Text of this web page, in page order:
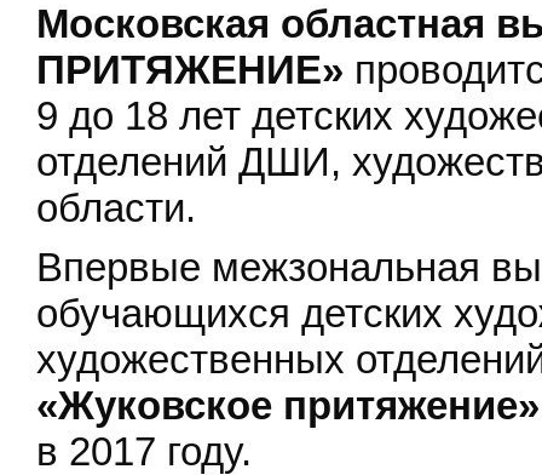
Московская областная
ПРИТЯЖЕНИЕ»
9 до 18 лет детских
отделений ДШИ,
области.
Впервые межзональная
обучающихся детских
художественных
«Жуковское притяжение»
в 2017 году.